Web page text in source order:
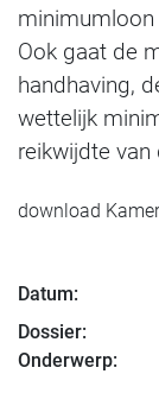
minimumloon
Ook gaat de
handhaving,
wettelijk
reikwijdte
download
Datum:
Dossier:
Onderwerp: